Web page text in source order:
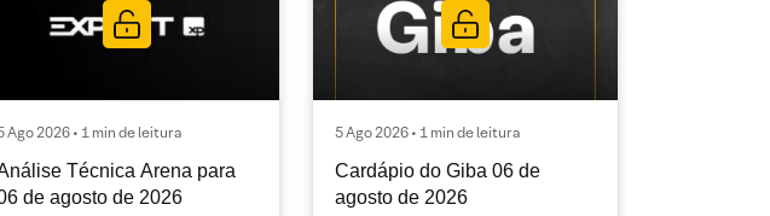
Ago 2026 • 1 min de leitura
Técnica Arena para
de agosto de 2026
5 Ago 2026 • 1 min de leitura
Cardápio do Giba 06 de
agosto de 2026